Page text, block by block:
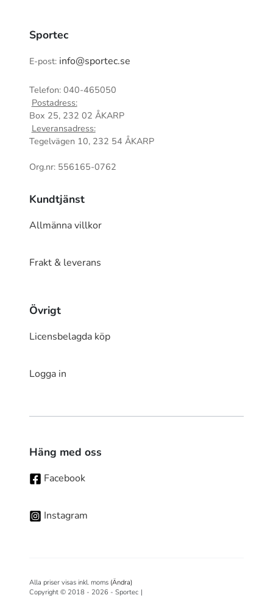
Sportec
E-post: info@sportec.se
Telefon: 040-465050
Postadress:
Box 25, 232 02 ÅKARP
Leveransadress:
Tegelvägen 10, 232 54 ÅKARP
Org.nr: 556165-0762
Kundtjänst
Allmänna villkor
Frakt & leverans
Övrigt
Licensbelagda köp
Logga in
Häng med oss
Facebook
Instagram
Alla priser visas inkl. moms (Ändra)
Copyright © 2018 - 2026 - Sportec |